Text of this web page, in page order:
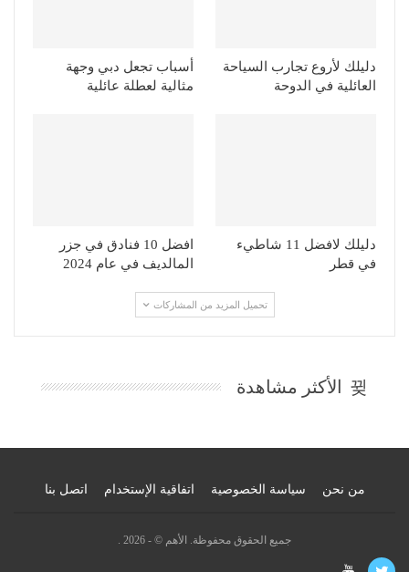
دليلك لأروع تجارب السياحة
العائلية في الدوحة
أسباب تجعل دبي وجهة
مثالية لعطلة عائلية
دليلك لافضل 11 شاطيء
في قطر
افضل 10 فنادق في جزر
المالديف في عام 2024
تحميل المزيد من المشاركات
الأكثر مشاهدة
من نحن سياسة الخصوصية اتفاقية الإستخدام اتصل بنا
جميع الحقوق محفوظة. الأهم © - 2026 .